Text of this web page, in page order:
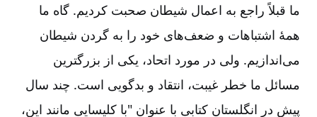
ما قبلاً راجع به اعمال شیطان صحبت کردیم‌. گاه ما
همۀ اشتباهات و ضعف‌های خود را به گردن شیطان
می‌اندازیم‌. ولی در مورد اتحاد، یکی از بزرگترین
مسائل ما خطر غیبت‌، انتقاد و بدگویی است‌. چند سال
پیش در انگلستان کتابی با عنوان "با کلیسایی مانند این‌،